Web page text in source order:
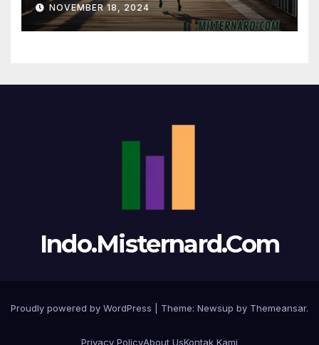
NOVEMBER 18, 2024
Indo.Misternard.Com
Proudly powered by WordPress Theme: Newsup by Themeansar.
Privacy PolicyAbout UsKontak Kami